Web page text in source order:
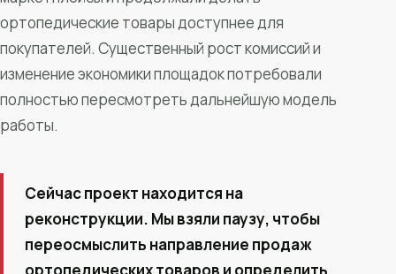
ортопедические товары доступнее для
покупателей. Существенный рост комиссий и
изменение экономики площадок потребовали
полностью пересмотреть дальнейшую модель
работы.
Сейчас проект находится на
реконструкции. Мы взяли паузу, чтобы
переосмыслить направление продаж